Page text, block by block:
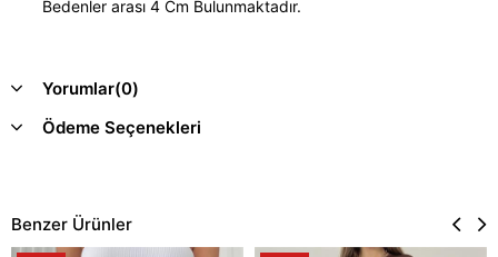
Bedenler arası 4 Cm Bulunmaktadır.
Yorumlar(0)
Ödeme Seçenekleri
Benzer Ürünler